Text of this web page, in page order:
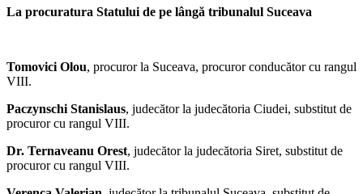
La procuratura Statului de pe lângă tribunalul Suceava
Tomovici Olou, procuror la Suceava, procuror conducător cu rangul
VIII.
Paczynschi Stanislaus, judecător la judecătoria Ciudei, substitut de
procuror cu rangul VIII.
Dr. Ternaveanu Orest, judecător la judecătoria Siret, substitut de
procuror cu rangul VIII.